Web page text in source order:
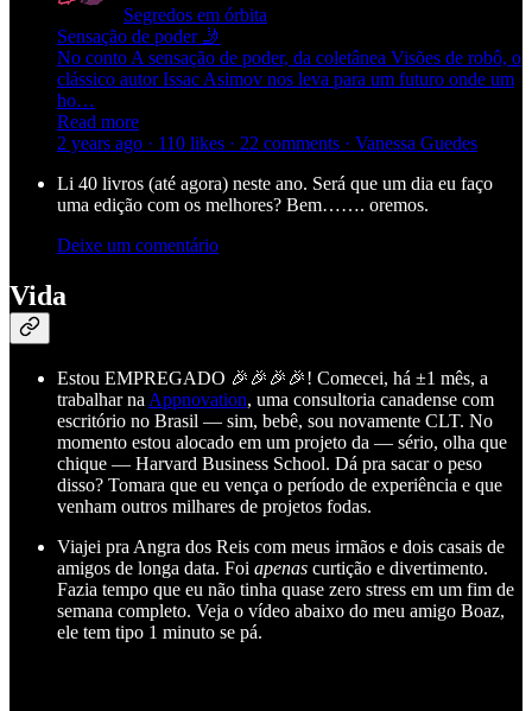
Segredos em órbita
Sensação de poder 🤳
No conto A sensação de poder, da coletânea Visões de robô, o
clássico autor Issac Asimov nos leva para um futuro onde um
ho…
Read more
2 years ago · 110 likes · 22 comments · Vanessa Guedes
Li 40 livros (até agora) neste ano. Será que um dia eu faço
uma edição com os melhores? Bem……. oremos.
Deixe um comentário
Vida
Estou EMPREGADO 🎉🎉🎉🎉! Comecei, há ±1 mês, a
trabalhar na Appnovation, uma consultoria canadense com
escritório no Brasil — sim, bebê, sou novamente CLT. No
momento estou alocado em um projeto da — sério, olha que
chique — Harvard Business School. Dá pra sacar o peso
disso? Tomara que eu vença o período de experiência e que
venham outros milhares de projetos fodas.
Viajei pra Angra dos Reis com meus irmãos e dois casais de
amigos de longa data. Foi apenas curtição e divertimento.
Fazia tempo que eu não tinha quase zero stress em um fim de
semana completo. Veja o vídeo abaixo do meu amigo Boaz,
ele tem tipo 1 minuto se pá.